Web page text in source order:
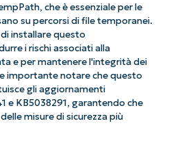
che è essenziale per le
su percorsi di file temporanei.
installare questo
i rischi associati alla
e per mantenere l'integrità dei
importante notare che questo
gli aggiornamenti
e KB5038291, garantendo che
misure di sicurezza più